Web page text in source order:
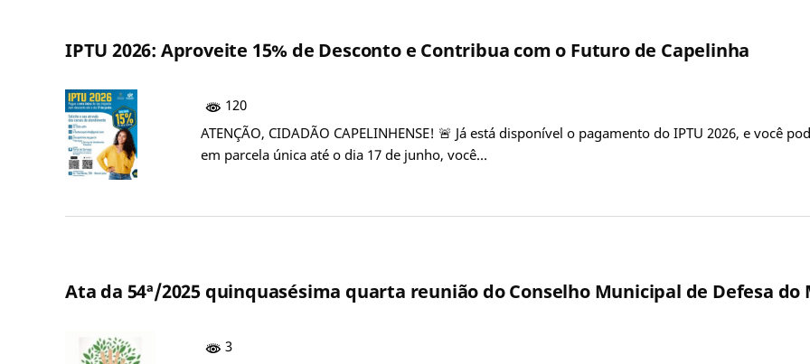
IPTU 2026: Aproveite 15% de Desconto e Contribua com o Futuro de Capelinha
120
ATENÇÃO, CIDADÃO CAPELINHENSE! 🚨 Já está disponível o pagamento do IPTU 2026, e você
em parcela única até o dia 17 de junho, você…
Ata da 54ª/2025 quinquasésima quarta reunião do Conselho Municipal de Defesa do
3